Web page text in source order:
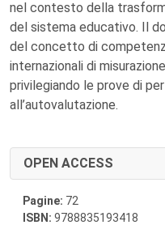
nel contesto della
del sistema educativo. Il
del concetto di
internazionali di
privilegiando le prove di
all’autovalutazione.
OPEN ACCESS
Pagine: 72
ISBN: 9788835193418